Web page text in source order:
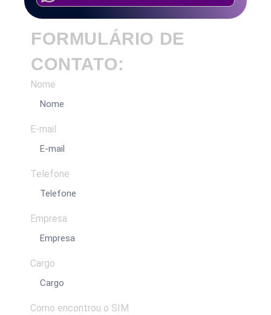
FORMULÁRIO DE
CONTATO:
Nome
E-mail
Telefone
Empresa
Cargo
Como encontrou o SIM